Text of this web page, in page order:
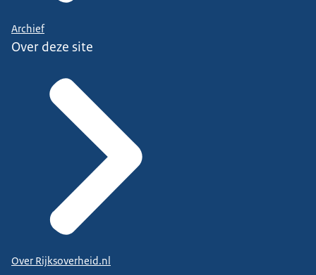
Archief
Over deze site
Over Rijksoverheid.nl